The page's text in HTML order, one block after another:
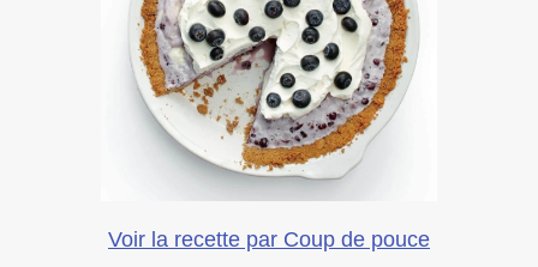
Voir la recette par Coup de pouce